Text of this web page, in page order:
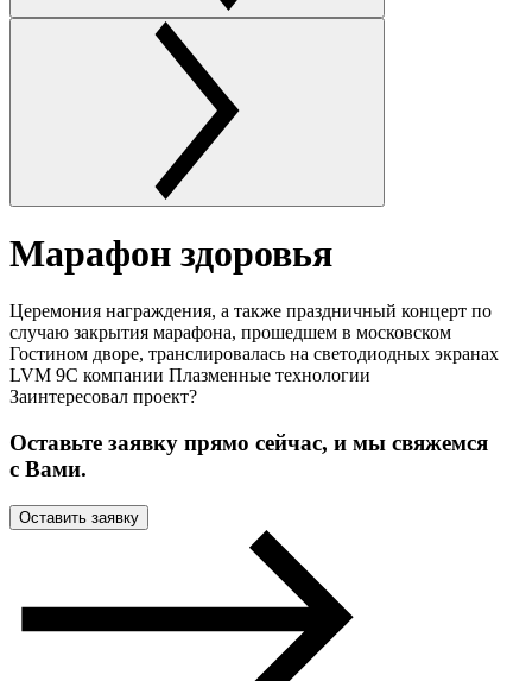
Марафон здоровья
Церемония награждения, а также праздничный концерт по
случаю закрытия марафона, прошедшем в московском
Гостином дворе, транслировалась на светодиодных экранах
LVM 9C компании Плазменные технологии
Заинтересовал проект?
Оставьте заявку прямо сейчас, и мы свяжемся
с Вами.
Оставить заявку